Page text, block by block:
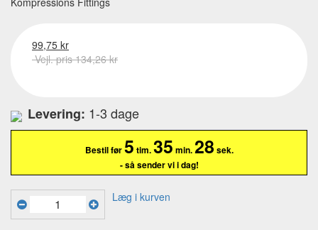
99,75 kr
Vejl. pris 134,26 kr
Levering: 1-3 dage
Bestil før5 tim.35 min.27 sek.
- så sender vi i dag!
Læg i kurven